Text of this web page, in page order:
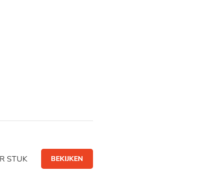
STUK BEKIJKEN